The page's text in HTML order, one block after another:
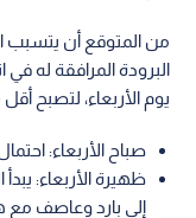
من المتوقع أن يتسبب
البرودة المرافقة له
يوم الأربعاء، لتصبح
صباح الأربعاء:
ظهيرة الأربعاء:
إلى بارد وعاصف مع